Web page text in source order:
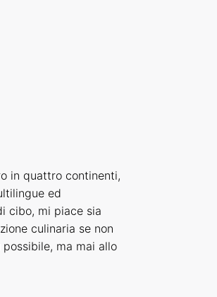
in quattro continenti,
ed
cibo, mi piace sia
culinaria se non
ma mai allo